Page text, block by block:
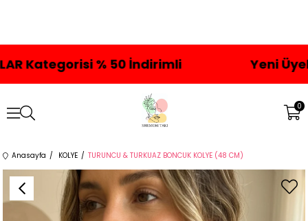
% 50 İndirimli Yeni Üyelere
0
Anasayfa KOLYE TURUNCU & TURKUAZ BONCUK KOLYE (48 CM)